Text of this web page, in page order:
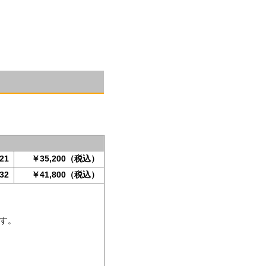
￥35,200（税込）
￥41,800（税込）
。